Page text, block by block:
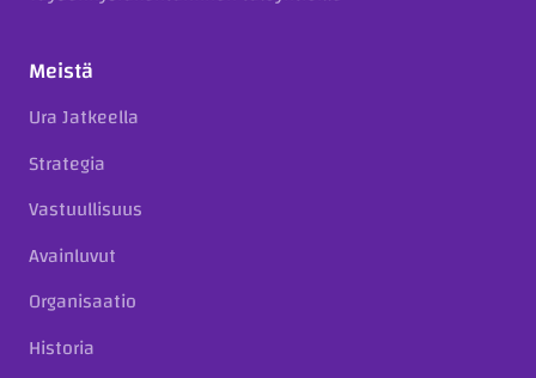
Meistä
Ura Jatkeella
Strategia
Vastuullisuus
Avainluvut
Organisaatio
Historia